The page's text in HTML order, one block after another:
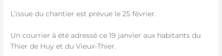
L’issue du chantier est prévue le 25 février.
Un courrier à été adressé ce 19 janvier aux habitants du
Thier de Huy et du Vieux-Thier.